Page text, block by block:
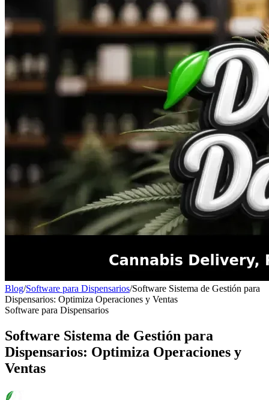
Blog/Software para Dispensarios/Software Sistema de Gestión para
Dispensarios: Optimiza Operaciones y Ventas
Software para Dispensarios
Software Sistema de Gestión para
Dispensarios: Optimiza Operaciones y
Ventas